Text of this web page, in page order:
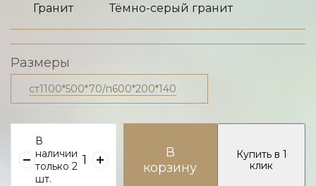
Гранит Тёмно-серый гранит
Размеры
ст1100*500*70/п600*200*140
В
наличии
только 2
шт.
В
корзину
Купить в 1
клик